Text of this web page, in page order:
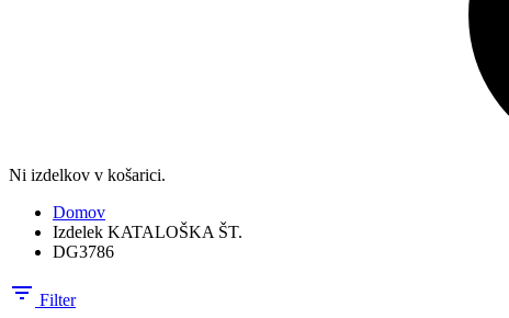
Ni izdelkov v košarici.
Domov
Izdelek KATALOŠKA ŠT.
DG3786
Filter